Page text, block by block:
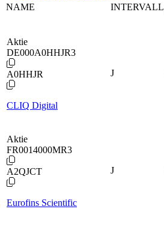
NAME
INTERVALL
Aktie
DE000A0HHJR3
A0HHJR
CLIQ Digital
J
Aktie
FR0014000MR3
A2QJCT
Eurofins Scientific
J